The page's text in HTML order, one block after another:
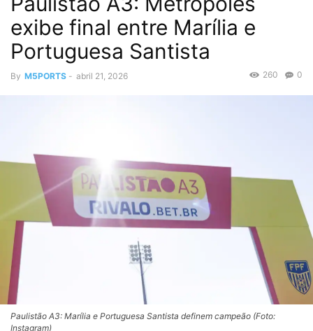
exibe final entre Marília e
Portuguesa Santista
By M5PORTS - abril 21, 2026 0
260
Paulistão A3: Marília e Portuguesa Santista definem campeão (Foto:
Instagram)